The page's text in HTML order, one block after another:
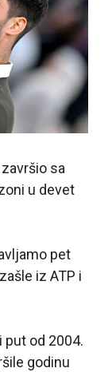
sa
u devet
pet
iz ATP i
put od 2004.
godinu